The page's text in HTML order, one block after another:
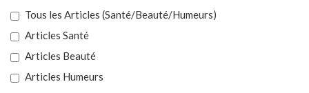
Tous les Articles (Santé/Beauté/Humeurs)
Articles Santé
Articles Beauté
Articles Humeurs